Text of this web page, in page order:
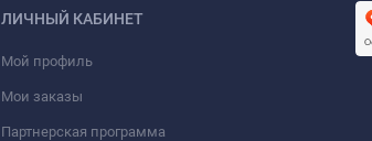
ЛИЧНЫЙ КАБИНЕТ
Мой профиль
Мои заказы
Партнерская программа